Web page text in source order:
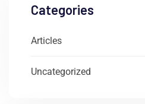
Categories
Articles
Uncategorized